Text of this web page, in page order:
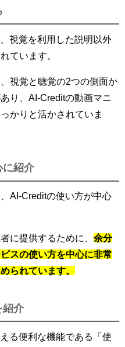
視覚を利用した説明以外
ています。
視覚と聴覚の2つの側面か
り、AI-Creditの動画マニ
かりと活かされていま
に紹介
AI-Creditの使い方が中心
に提供するために、 余分
スの使い方を中心に非常
られています。
紹介
る便利な機能である「使